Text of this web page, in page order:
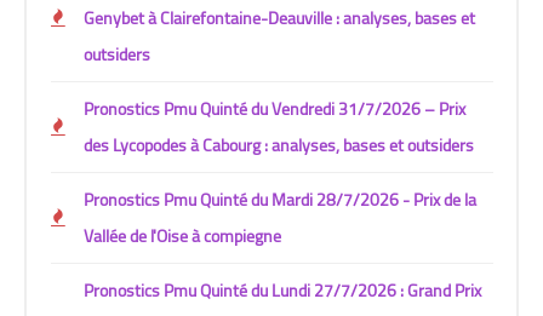
Genybet à Clairefontaine-Deauville : analyses, bases et
outsiders
Pronostics Pmu Quinté du Vendredi 31/7/2026 – Prix
des Lycopodes à Cabourg : analyses, bases et outsiders
Pronostics Pmu Quinté du Mardi 28/7/2026 - Prix de la
Vallée de l'Oise à compiegne
Pronostics Pmu Quinté du Lundi 27/7/2026 : Grand Prix